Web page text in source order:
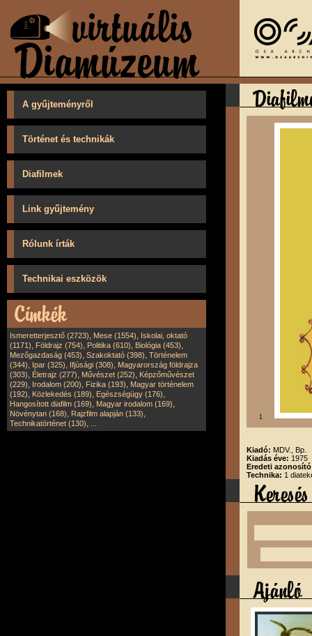
A gyűjteményről
Történet és technikák
Diafilmek
Link gyűjtemény
Rólunk írták
Technikai eszközök
Ismeretterjesztő (2723), Mese (1554), Iskolai, oktató
(1171), Földrajz (754), Politika (610), Biológia (453),
Mezőgazdaság (453), Szakoktató (398), Történelem
(344), Ipar (325), Ifjúsági (308), Magyarország földrajza
(303), Életrajz (277), Művészet (252), Képzőművészet
(229), Irodalom (200), Fizika (193), Magyar történelem
(192), Közlekedés (189), Egészségügy (176),
Hangosított diafilm (169), Magyar irodalom (169),
Növénytan (168), Rajzfilm alapján (133),
Technikatörténet (130),
1
Kiadó: MDV., Bp.
Kiadás éve: 1975
Eredeti
Technika: 1